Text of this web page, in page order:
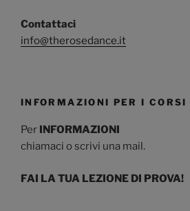
Contattaci
info@therosedance.it
INFORMAZIONI PER I
Per INFORMAZIONI
chiamaci o scrivi una mail.
FAI LA TUA LEZIONE DI PROVA!